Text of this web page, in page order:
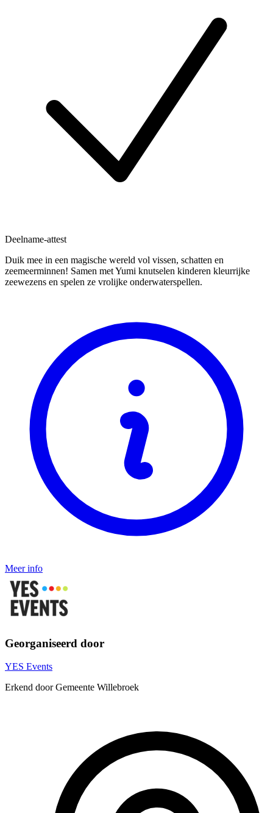
Deelname-attest
Duik mee in een magische wereld vol vissen, schatten en
zeemeerminnen! Samen met Yumi knutselen kinderen kleurrijke
zeewezens en spelen ze vrolijke onderwaterspellen.
Meer info
Georganiseerd door
YES Events
Erkend door Gemeente Willebroek